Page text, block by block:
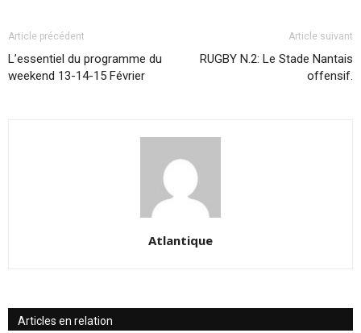
Article précédent
L’essentiel du programme du
weekend 13-14-15 Février
Article suivant
RUGBY N.2: Le Stade Nantais
offensif.
Atlantique
Articles en relation